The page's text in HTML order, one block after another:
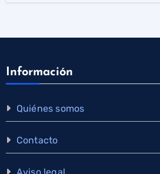
Información
Quiénes somos
Contacto